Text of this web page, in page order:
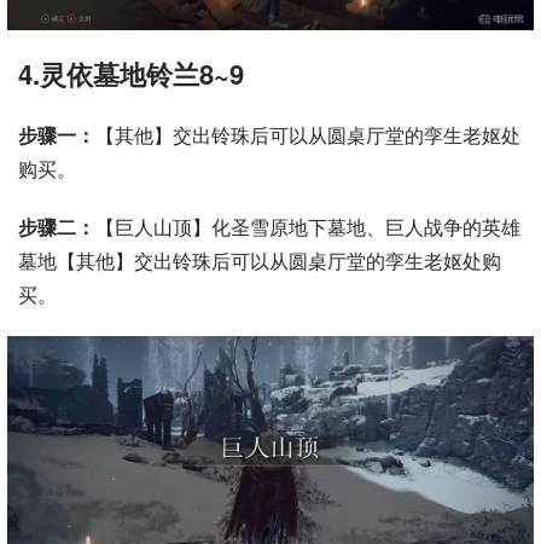
4.灵依墓地铃兰8~9
步骤一：
【其他】交出铃珠后可以从圆桌厅堂的孪生老妪处
购买。
步骤二：
【巨人山顶】化圣雪原地下墓地、巨人战争的英雄
墓地【其他】交出铃珠后可以从圆桌厅堂的孪生老妪处购
买。